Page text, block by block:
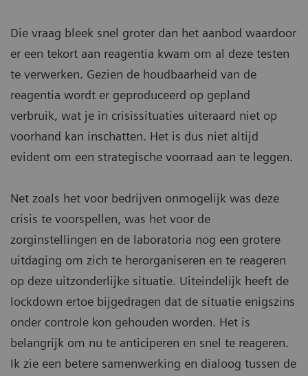
Die vraag bleek snel groter dan het aanbod waardoor
er een tekort aan reagentia kwam om al deze testen
te verwerken. Gezien de houdbaarheid van de
reagentia wordt er geproduceerd op gepland
verbruik, wat je in crisissituaties uiteraard niet op
voorhand kan inschatten. Het is dus niet altijd
evident om een strategische voorraad aan te leggen.
Net zoals het voor bedrijven onmogelijk was deze
crisis te voorspellen, was het voor de
zorginstellingen en de laboratoria nog een grotere
uitdaging om zich te herorganiseren en te reageren
op deze uitzonderlijke situatie. Uiteindelijk heeft de
lockdown ertoe bijgedragen dat de situatie enigszins
onder controle kon gehouden worden. Het is
belangrijk om nu te anticiperen en snel te reageren.
Ik zie een betere samenwerking en dialoog tussen de